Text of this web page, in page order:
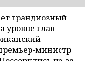
грандиозный
уровне глав
министр